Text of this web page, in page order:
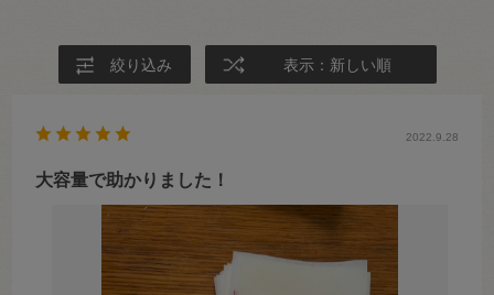
絞り込み 表示：新しい順
2022.9.28
大容量で助かりました！